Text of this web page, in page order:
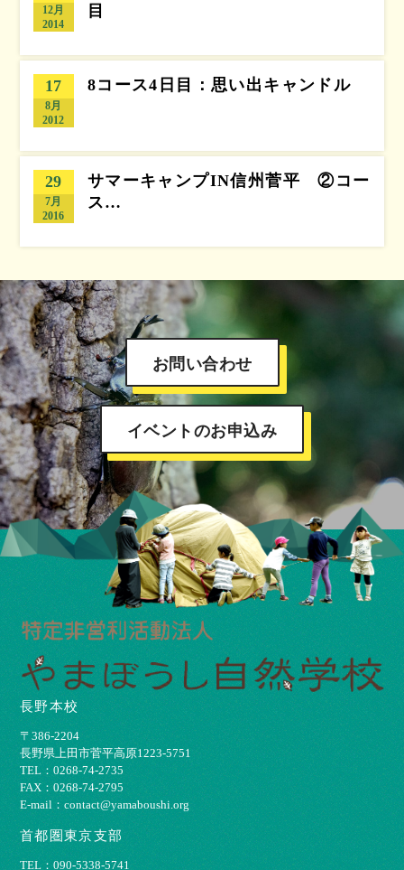
12月
2014
目
17
8月
2012
8コース4日目：思い出キャンドル
29
7月
2016
サマーキャンプIN信州菅平 ②コー
ス…
お問い合わせ
イベントのお申込み
長野本校
〒386-2204
⻑野県上⽥市菅平⾼原1223-5751
TEL：0268-74-2735
FAX：0268-74-2795
E-mail：contact@yamaboushi.org
首都圏東京支部
TEL：090-5338-5741